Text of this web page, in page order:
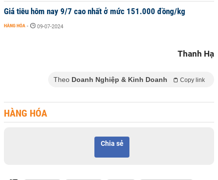
Giá tiêu hôm nay 9/7 cao nhất ở mức 151.000 đồng/kg
HÀNG HÓA - 09-07-2024
Thanh Hạ
Theo Doanh Nghiệp & Kinh Doanh Copy link
HÀNG HÓA
Chia sẻ